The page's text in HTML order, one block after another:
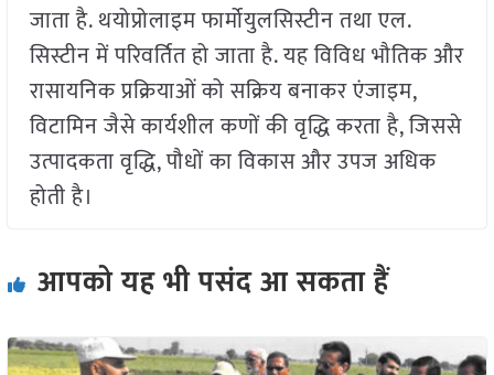
जाता है. थयोप्रोलाइम फार्मोयुलसिस्टीन तथा एल.
सिस्टीन में परिवर्तित हो जाता है. यह विविध भौतिक और
रासायनिक प्रक्रियाओं को सक्रिय बनाकर एंजाइम,
विटामिन जैसे कार्यशील कणों की वृद्धि करता है, जिससे
उत्पादकता वृद्धि, पौधों का विकास और उपज अधिक
होती है।
आपको यह भी पसंद आ सकता हैं